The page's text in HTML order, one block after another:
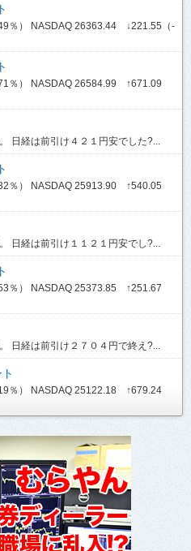
） NASDAQ 26363.44 ↓221.55（-
） NASDAQ 26584.99 ↑671.09
日経は前引け４２１円安でした?...
） NASDAQ 25913.90 ↑540.05
日経は前引け１１２１円安でし?...
） NASDAQ 25373.85 ↑251.67
日経は前引け２７０４円で終え?...
） NASDAQ 25122.18 ↑679.24